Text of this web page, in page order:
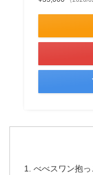
べべスワン抱